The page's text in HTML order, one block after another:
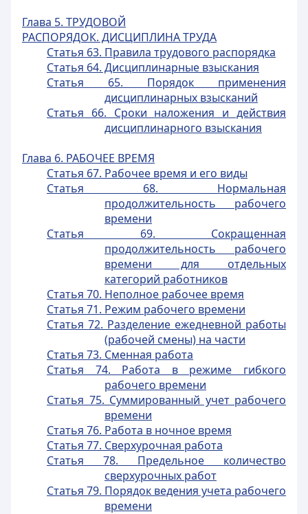
Глава 5. ТРУДОВОЙ
РАСПОРЯДОК. ДИСЦИПЛИНА ТРУДА
Статья 63. Правила трудового распорядка
Статья 64. Дисциплинарные взыскания
Статья 65. Порядок применения
дисциплинарных взысканий
Статья 66. Сроки наложения и действия
дисциплинарного взыскания
Глава 6. РАБОЧЕЕ ВРЕМЯ
Статья 67. Рабочее время и его виды
Статья 68. Нормальная
продолжительность рабочего
времени
Статья 69. Сокращенная
продолжительность рабочего
времени для отдельных
категорий работников
Статья 70. Неполное рабочее время
Статья 71. Режим рабочего времени
Статья 72. Разделение ежедневной работы
(рабочей смены) на части
Статья 73. Сменная работа
Статья 74. Работа в режиме гибкого
рабочего времени
Статья 75. Суммированный учет рабочего
времени
Статья 76. Работа в ночное время
Статья 77. Сверхурочная работа
Статья 78. Предельное количество
сверхурочных работ
Статья 79. Порядок ведения учета рабочего
времени